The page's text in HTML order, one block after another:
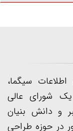
سیگما،
شورای عالی
و دانش بنیان
در حوزه طراحی